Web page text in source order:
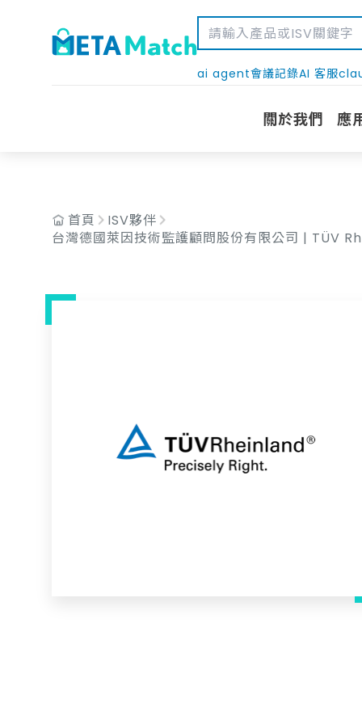
ai agent會議記錄AI 客服
關於我們 應
首頁
ISV夥伴
台灣德國萊因技術監護顧問股份有限公司 | TÜV